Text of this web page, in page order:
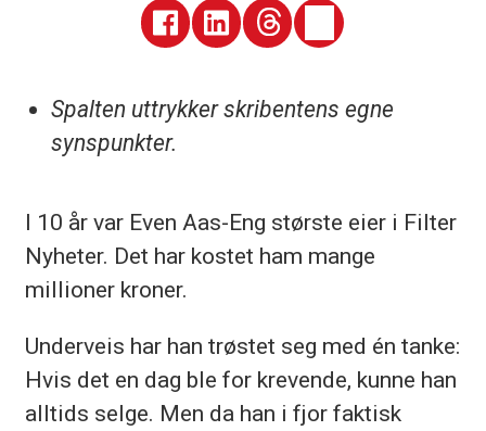
Spalten uttrykker skribentens egne
synspunkter.
I 10 år var Even Aas-Eng største eier i Filter
Nyheter. Det har kostet ham mange
millioner kroner.
Underveis har han trøstet seg med én tanke:
Hvis det en dag ble for krevende, kunne han
alltids selge. Men da han i fjor faktisk